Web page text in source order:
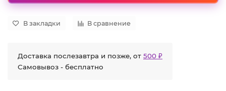
В закладки В сравнение
Доставка послезавтра и позже, от 500 ₽
Самовывоз - бесплатно